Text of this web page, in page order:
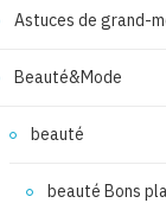
Astuces de grand-
Beauté&Mode
beauté
beauté Bons